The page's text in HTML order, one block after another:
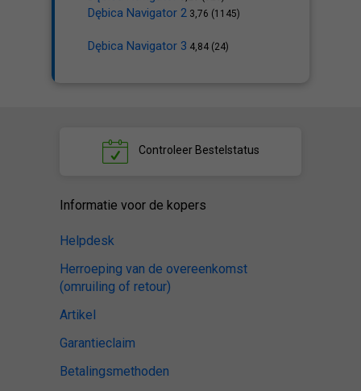
Dębica Navigator 2 3,76 (1145)
Dębica Navigator 3 4,84 (24)
ControleerBestelstatus
Informatie voor de kopers
Helpdesk
Herroeping van de overeenkomst
(omruiling of retour)
Artikel
Garantieclaim
Betalingsmethoden